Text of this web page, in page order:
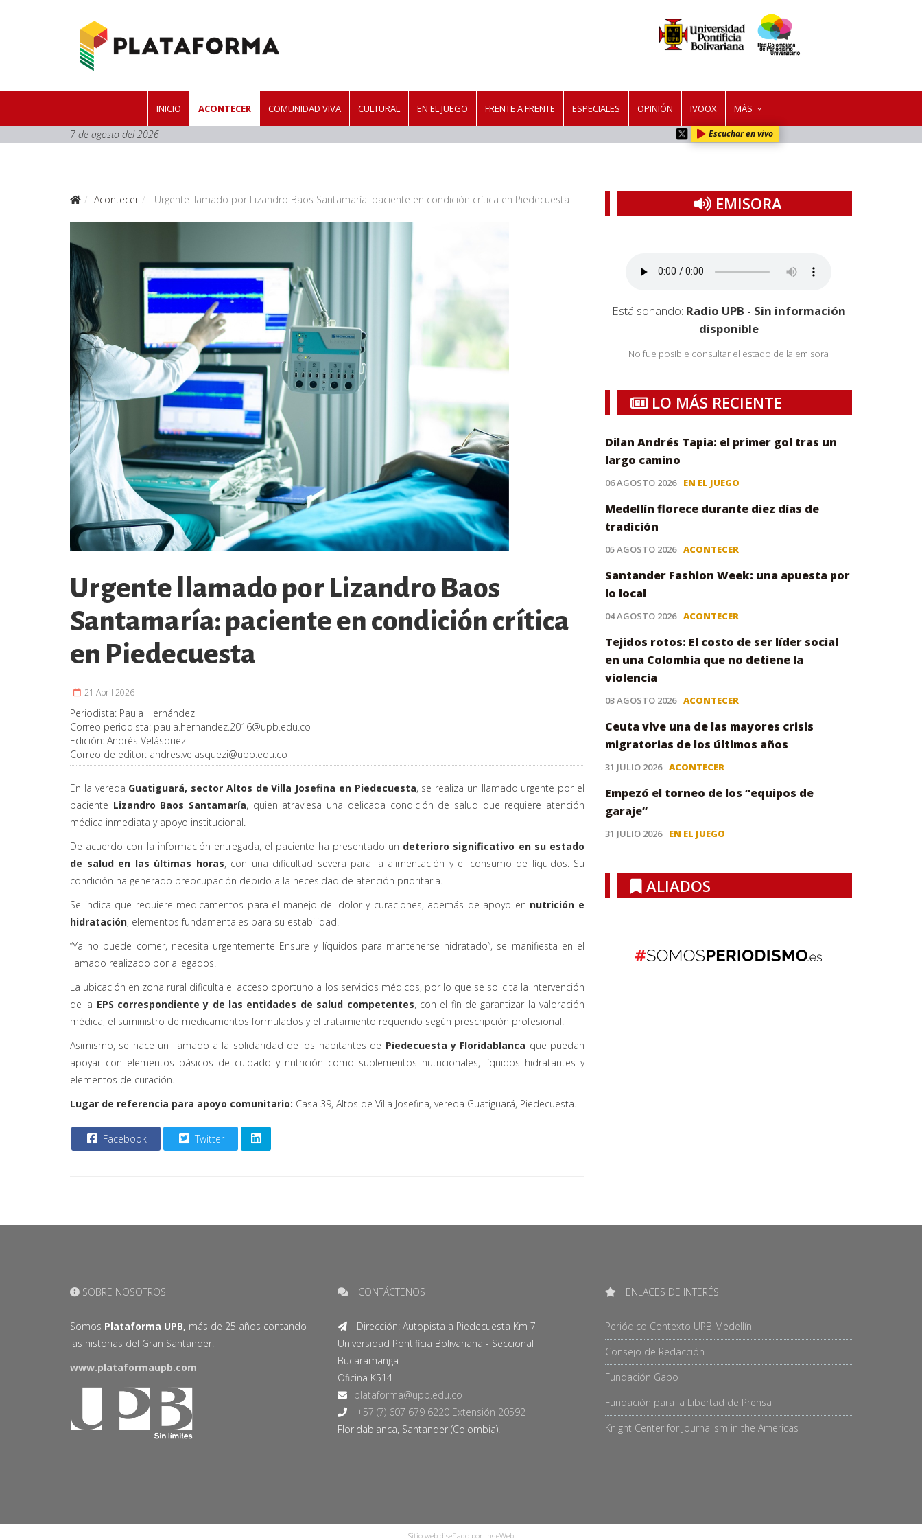
INICIO ACONTECER COMUNIDAD VIVA CULTURAL EN EL JUEGO FRENTE A FRENTE ESPECIALES OPINIÓN IVOOX MÁS
7 de agosto del 2026 Escuchar en vivo
Acontecer Urgente llamado por Lizandro Baos Santamaría: paciente en condición crítica en Piedecuesta
Urgente llamado por Lizandro Baos
Santamaría: paciente en condición crítica
en Piedecuesta
21 Abril 2026
Periodista: Paula Hernández
Correo periodista: paula.hernandez.2016@upb.edu.co
Edición: Andrés Velásquez
Correo de editor: andres.velasquezi@upb.edu.co
En la vereda Guatiguará, sector Altos de Villa Josefina en Piedecuesta, se realiza un llamado urgente por el
paciente Lizandro Baos Santamaría, quien atraviesa una delicada condición de salud que requiere atención
médica inmediata y apoyo institucional.
De acuerdo con la información entregada, el paciente ha presentado un deterioro significativo en su estado
de salud en las últimas horas, con una dificultad severa para la alimentación y el consumo de líquidos. Su
condición ha generado preocupación debido a la necesidad de atención prioritaria.
Se indica que requiere medicamentos para el manejo del dolor y curaciones, además de apoyo en nutrición e
hidratación, elementos fundamentales para su estabilidad.
“Ya no puede comer, necesita urgentemente Ensure y líquidos para mantenerse hidratado”, se manifiesta en el
llamado realizado por allegados.
La ubicación en zona rural dificulta el acceso oportuno a los servicios médicos, por lo que se solicita la intervención
de la EPS correspondiente y de las entidades de salud competentes, con el fin de garantizar la valoración
médica, el suministro de medicamentos formulados y el tratamiento requerido según prescripción profesional.
Asimismo, se hace un llamado a la solidaridad de los habitantes de Piedecuesta y Floridablanca que puedan
apoyar con elementos básicos de cuidado y nutrición como suplementos nutricionales, líquidos hidratantes y
elementos de curación.
Lugar de referencia para apoyo comunitario: Casa 39, Altos de Villa Josefina, vereda Guatiguará, Piedecuesta.
Facebook Twitter
EMISORA
Está sonando: Radio UPB - Sin información
disponible
No fue posible consultar el estado de la emisora
LO MÁS RECIENTE
Dilan Andrés Tapia: el primer gol tras un
largo camino
06 AGOSTO 2026 EN EL JUEGO
Medellín florece durante diez días de
tradición
05 AGOSTO 2026 ACONTECER
Santander Fashion Week: una apuesta por
lo local
04 AGOSTO 2026 ACONTECER
Tejidos rotos: El costo de ser líder social
en una Colombia que no detiene la
violencia
03 AGOSTO 2026 ACONTECER
Ceuta vive una de las mayores crisis
migratorias de los últimos años
31 JULIO 2026 ACONTECER
Empezó el torneo de los “equipos de
garaje”
31 JULIO 2026 EN EL JUEGO
ALIADOS
SOBRE NOSOTROS
Somos Plataforma UPB, más de 25 años contando
las historias del Gran Santander.
www.plataformaupb.com
CONTÁCTENOS
Dirección: Autopista a Piedecuesta Km 7 |
Universidad Pontificia Bolivariana - Seccional
Bucaramanga
Oficina K514
+57 (7) 607 679 6220 Extensión 20592
Floridablanca, Santander (Colombia).
ENLACES DE INTERÉS
Periódico Contexto UPB Medellín
Consejo de Redacción
Fundación Gabo
Fundación para la Libertad de Prensa
Knight Center for Journalism in the Americas
Sitio web diseñado por IngeWeb